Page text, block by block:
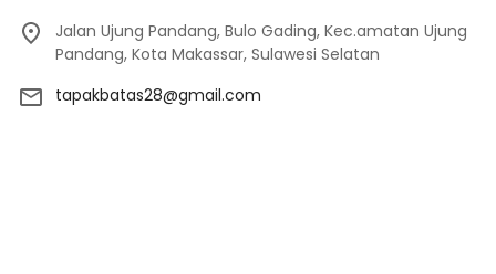
Jalan Ujung Pandang, Bulo Gading, Kec.amatan Ujung
Pandang, Kota Makassar, Sulawesi Selatan
tapakbatas28@gmail.com